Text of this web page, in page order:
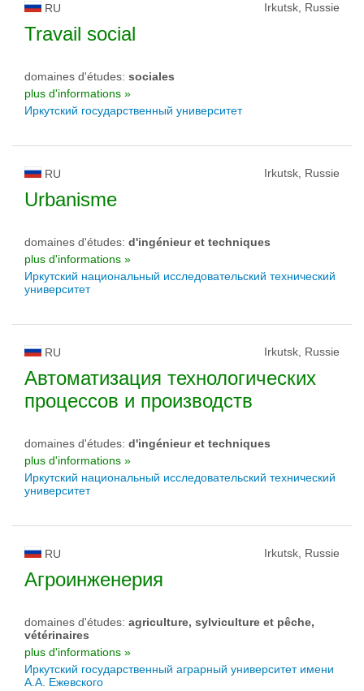
RU Irkutsk, Russie
Travail social
domaines d'études: sociales
plus d'informations »
Иркутский государственный университет
RU Irkutsk, Russie
Urbanisme
domaines d'études: d'ingénieur et techniques
plus d'informations »
Иркутский национальный исследовательский технический
университет
RU Irkutsk, Russie
Автоматизация технологических
процессов и производств
domaines d'études: d'ingénieur et techniques
plus d'informations »
Иркутский национальный исследовательский технический
университет
RU Irkutsk, Russie
Агроинженерия
domaines d'études: agriculture, sylviculture et pêche,
vétérinaires
plus d'informations »
Иркутский государственный аграрный университет имени
А.А. Ежевского